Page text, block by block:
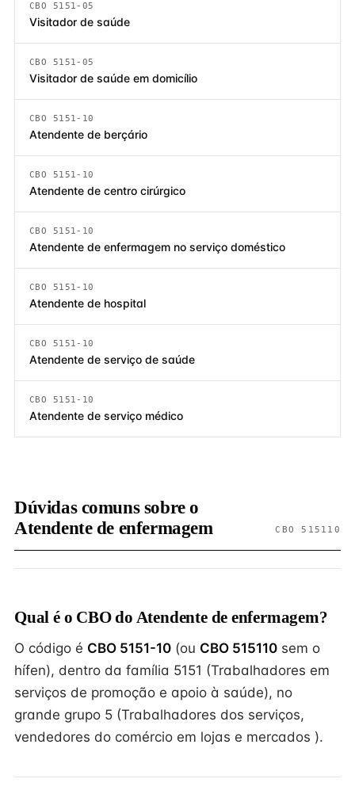
CBO 5151-05
Visitador de saúde
CBO 5151-05
Visitador de saúde em domicílio
CBO 5151-10
Atendente de berçário
CBO 5151-10
Atendente de centro cirúrgico
CBO 5151-10
Atendente de enfermagem no serviço doméstico
CBO 5151-10
Atendente de hospital
CBO 5151-10
Atendente de serviço de saúde
CBO 5151-10
Atendente de serviço médico
Dúvidas comuns sobre o
Atendente de enfermagem
CBO 515110
Qual é o CBO do Atendente de enfermagem?
O código é CBO 5151-10 (ou CBO 515110 sem o
hífen), dentro da família 5151 (Trabalhadores em
serviços de promoção e apoio à saúde), no
grande grupo 5 (Trabalhadores dos serviços,
vendedores do comércio em lojas e mercados ).